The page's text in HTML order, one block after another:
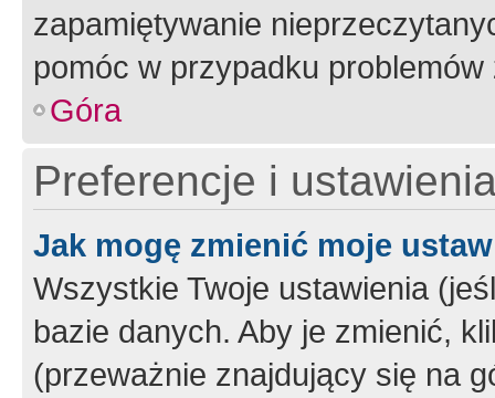
zapamiętywanie
pomóc w przypadku
Góra
Preferencje i
Jak mogę zmienić moje
Wszystkie Twoje ustawienia
bazie danych. Aby je zmienić,
(przeważnie znajdujący się na